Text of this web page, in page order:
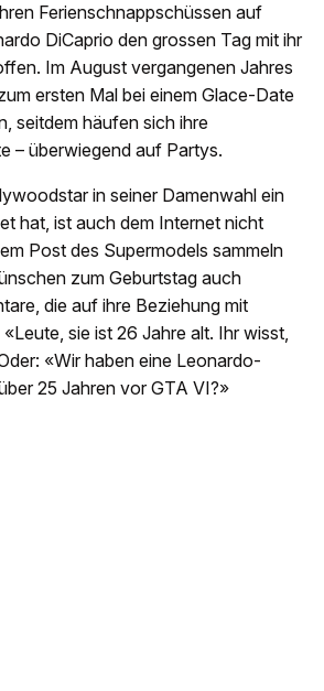
Ferienschnappschüssen auf
DiCaprio den grossen Tag mit ihr
Im August vergangenen Jahres
ersten Mal bei einem Glace-Date
seitdem häufen sich ihre
– überwiegend auf Partys.
in seiner Damenwahl ein
hat, ist auch dem Internet nicht
Post des Supermodels sammeln
zum Geburtstag auch
die auf ihre Beziehung mit
sie ist 26 Jahre alt. Ihr wisst,
«Wir haben eine Leonardo-
25 Jahren vor GTA VI?»